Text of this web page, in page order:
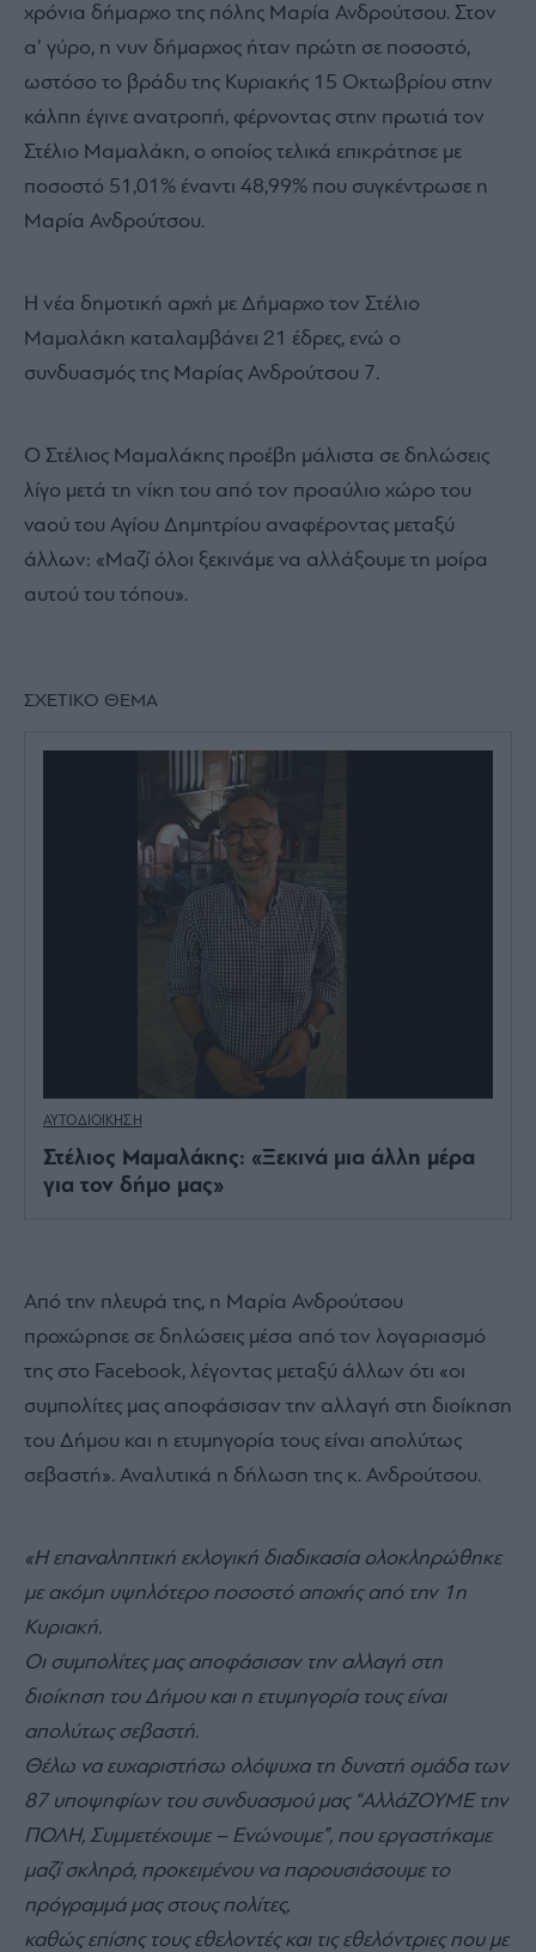
χρόνια δήμαρχο της πόλης Μαρία Ανδρούτσου. Στον
α’ γύρο, η νυν δήμαρχος ήταν πρώτη σε ποσοστό,
ωστόσο το βράδυ της Κυριακής 15 Οκτωβρίου στην
κάλπη έγινε ανατροπή, φέρνοντας στην πρωτιά τον
Στέλιο Μαμαλάκη, ο οποίος τελικά επικράτησε με
ποσοστό 51,01% έναντι 48,99% που συγκέντρωσε η
Μαρία Ανδρούτσου.
Η νέα δημοτική αρχή με Δήμαρχο τον Στέλιο
Μαμαλάκη καταλαμβάνει 21 έδρες, ενώ ο
συνδυασμός της Μαρίας Ανδρούτσου 7.
Ο Στέλιος Μαμαλάκης προέβη μάλιστα σε δηλώσεις
λίγο μετά τη νίκη του από τον προαύλιο χώρο του
ναού του Αγίου Δημητρίου αναφέροντας μεταξύ
άλλων: «Μαζί όλοι ξεκινάμε να αλλάξουμε τη μοίρα
αυτού του τόπου».
ΣΧΕΤΙΚΟ ΘΕΜΑ
ΑΥΤΟΔΙΟΙΚΗΣΗ
Στέλιος Μαμαλάκης: «Ξεκινά μια άλλη μέρα
για τον δήμο μας»
Από την πλευρά της, η Μαρία Ανδρούτσου
προχώρησε σε δηλώσεις μέσα από τον λογαριασμό
της στο Facebook, λέγοντας μεταξύ άλλων ότι «οι
συμπολίτες μας αποφάσισαν την αλλαγή στη διοίκηση
του Δήμου και η ετυμηγορία τους είναι απολύτως
σεβαστή». Αναλυτικά η δήλωση της κ. Ανδρούτσου.
«Η επαναληπτική εκλογική διαδικασία ολοκληρώθηκε
με ακόμη υψηλότερο ποσοστό αποχής από την 1η
Κυριακή.
Οι συμπολίτες μας αποφάσισαν την αλλαγή στη
διοίκηση του Δήμου και η ετυμηγορία τους είναι
απολύτως σεβαστή.
Θέλω να ευχαριστήσω ολόψυχα τη δυνατή ομάδα των
87 υποψηφίων του συνδυασμού μας “ΑλλάΖΟΥΜΕ την
ΠΟΛΗ, Συμμετέχουμε – Ενώνουμε”, που εργαστήκαμε
μαζί σκληρά, προκειμένου να παρουσιάσουμε το
πρόγραμμά μας στους πολίτες,
καθώς επίσης τους εθελοντές και τις εθελόντριες που με